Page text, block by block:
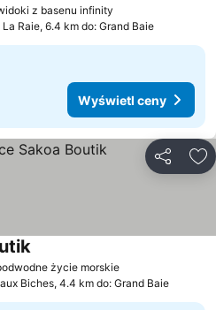
z basenu infinity
La Raie, 6.4 km do: Grand Baie
Wyświetl ceny
życie morskie
Biches, 4.4 km do: Grand Baie